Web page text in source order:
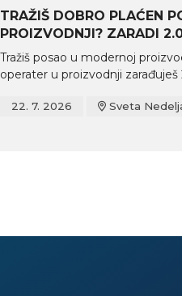
TRAŽIŠ DOBRO PLAĆEN
PROIZVODNJI? ZARADI
Tražiš posao u modernoj
operater u proizvodnji
22. 7. 2026 Sveta